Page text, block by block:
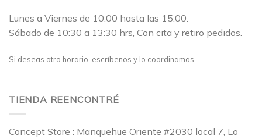
Lunes a Viernes de 10:00 hasta las 15:00.
Sábado de 10:30 a 13:30 hrs, Con cita y retiro pedidos.
Si deseas otro horario, escríbenos y lo coordinamos.
TIENDA REENCONTRÉ
Concept Store : Manquehue Oriente #2030 local 7, Lo